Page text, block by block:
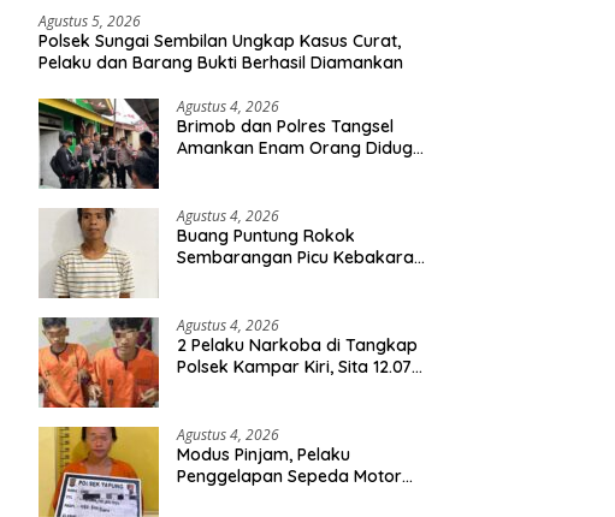
Agustus 5, 2026
Polsek Sungai Sembilan Ungkap Kasus Curat,
Pelaku dan Barang Bukti Berhasil Diamankan
Agustus 4, 2026
Brimob dan Polres Tangsel
Amankan Enam Orang Diduga
Agustus 4, 2026
Buang Puntung Rokok
Sembarangan Picu Kebakaran
Agustus 4, 2026
2 Pelaku Narkoba di Tangkap
Polsek Kampar Kiri, Sita 12.07
Agustus 4, 2026
Modus Pinjam, Pelaku
Penggelapan Sepeda Motor